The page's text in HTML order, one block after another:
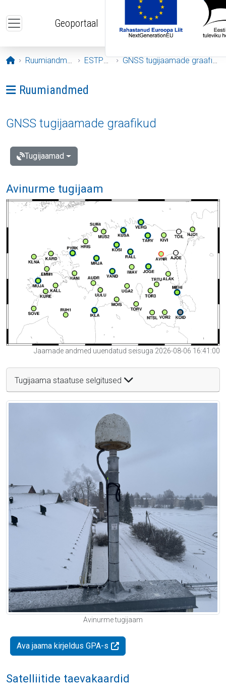
Geoportaal
Avaleht
Ruumiandmed ESTPOS GNSS tugijaamade graafikud
Ava menüü: Ruumiandmed
Ruumiandmed
GNSS tugijaamade graafikud
Tugijaamad
Avinurme tugijaam
Jaamade andmed uuendatud seisuga 2026-08-06 16:41:00
Tugijaama staatuse selgitused
Avinurme tugijaam
Ava jaama kirjeldus GPA-s
Satelliitide taevakaardid